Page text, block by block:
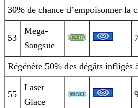
30% de chance d’empoisonner la
53
Mega-
Sangsue
Régénère 50% des dégâts infligés
55
Laser
Glace